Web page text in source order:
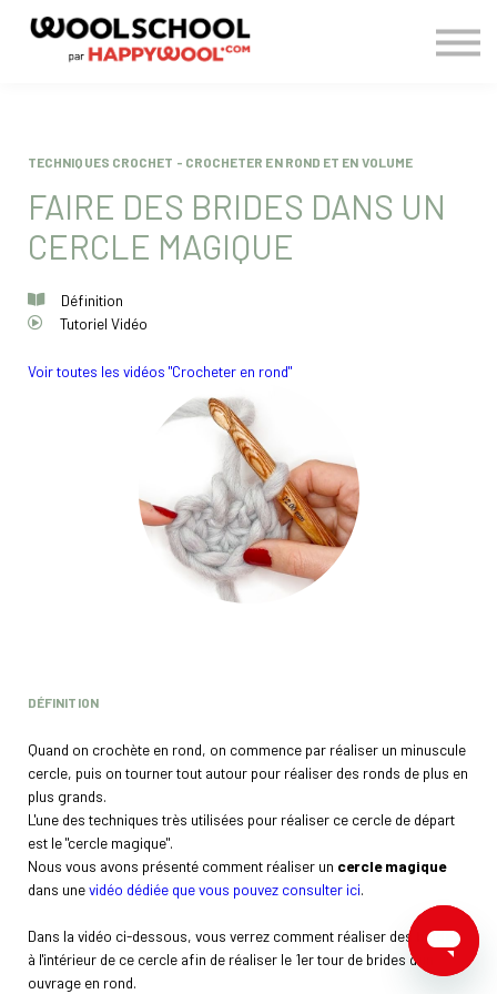
> BLOG
TECHNIQUES CROCHET - CROCHETER EN ROND ET EN VOLUME
FAIRE DES BRIDES DANS UN
CERCLE MAGIQUE
Définition
Tutoriel Vidéo
Voir toutes les vidéos "Crocheter en rond"
DÉFINITION
Quand on crochète en rond, on commence par réaliser un minuscule
cercle, puis on tourner tout autour pour réaliser des ronds de plus en
plus grands.
L'une des techniques très utilisées pour réaliser ce cercle de départ
est le "cercle magique".
Nous vous avons présenté comment réaliser un cercle magique
dans unevidéo dédiée que vous pouvez consulter ici.
Dans la vidéo ci-dessous, vous verrez comment réaliser des
brides
à l'intérieur de ce cercle afin de réaliser le 1er tour de brides d'un
ouvrage en rond.